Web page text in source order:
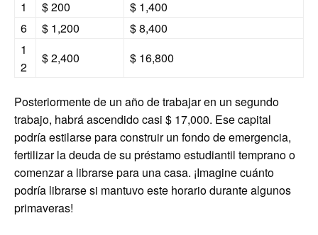
1
$ 200
$ 1,400
6
$ 1,200
$ 8,400
1
2
$ 2,400 $ 16,800
Posteriormente de un año de trabajar en un segundo
trabajo, habrá ascendido casi $ 17,000. Ese capital
podría estilarse para construir un fondo de emergencia,
fertilizar la deuda de su préstamo estudiantil temprano o
comenzar a librarse para una casa. ¡Imagine cuánto
podría librarse si mantuvo este horario durante algunos
primaveras!